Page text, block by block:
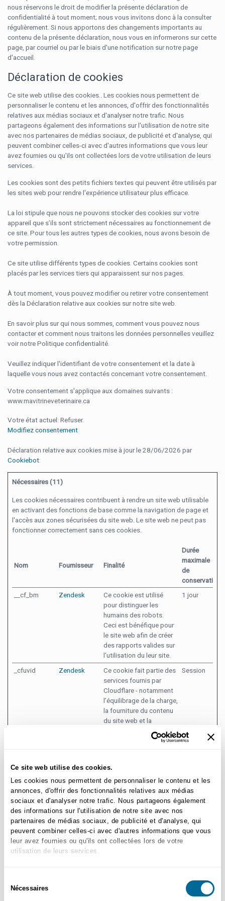
Ce site web utilise des cookies.
Les cookies nous permettent de personnaliser le contenu et les
annonces, d'offrir des fonctionnalités relatives aux médias
sociaux et d'analyser notre trafic. Nous partageons également
des informations sur l'utilisation de notre site avec nos
partenaires de médias sociaux, de publicité et d'analyse, qui
peuvent combiner celles-ci avec d'autres informations que vous
leur avez fournies ou qu'ils ont collectées lors de votre
utilisation de leurs services.
duNécessaires
nous réservons le droit de modifier la présente déclaration de
confidentialité à tout moment; nous vous invitons donc à la consulter
régulièrement. Si nous apportons des changements importants au
contenu de la présente déclaration, nous vous en informerons sur cette
page, par courriel ou par le biais d'une notification sur notre page
d'accueil.
Déclaration de cookies
Ce site web utilise des cookies.. Les cookies nous permettent de
personnaliser le contenu et les annonces, d'offrir des fonctionnalités
relatives aux médias sociaux et d'analyser notre trafic. Nous
partageons également des informations sur l'utilisation de notre site
avec nos partenaires de médias sociaux, de publicité et d'analyse, qui
peuvent combiner celles-ci avec d'autres informations que vous leur
avez fournies ou qu'ils ont collectées lors de votre utilisation de leurs
services.
Les cookies sont des petits fichiers textes qui peuvent être utilisés par
les sites web pour rendre l'expérience utilisateur plus efficace.
La loi stipule que nous ne pouvons stocker des cookies sur votre
appareil que s’ils sont strictement nécessaires au fonctionnement de
ce site. Pour tous les autres types de cookies, nous avons besoin de
votre permission.
Ce site utilise différents types de cookies. Certains cookies sont
placés par les services tiers qui apparaissent sur nos pages.
À tout moment, vous pouvez modifier ou retirer votre consentement
dès la Déclaration relative aux cookies sur notre site web.
En savoir plus sur qui nous sommes, comment vous pouvez nous
contacter et comment nous traitons les données personnelles veuillez
voir notre Politique confidentialité.
Veuillez indiquer l'identifiant de votre consentement et la date à
laquelle vous nous avez contactés concernant votre consentement.
Votre consentement s'applique aux domaines suivants :
www.mavitrineveterinaire.ca
Votre état ​​actuel: Refuser.
Modifiez consentement
Déclaration relative aux cookies mise à jour le 28/06/2026 par
Cookiebot:
Nécessaires (11)
Les cookies nécessaires contribuent à rendre un site web utilisable
en activant des fonctions de base comme la navigation de page et
l'accès aux zones sécurisées du site web. Le site web ne peut pas
fonctionner correctement sans ces cookies.
Nom Fournisseur Finalité
Durée
maximale
de
conservation
__cf_bm
Zendesk
Ce cookie est utilisé
pour distinguer les
humains des robots.
Ceci est bénéfique pour
le site web afin de créer
des rapports valides sur
l'utilisation du leur site.
1 jour
_cfuvid Zendesk
Ce cookie fait partie des
services fournis par
Cloudflare - notamment
l’équilibrage de la charge,
la fourniture du contenu
du site web et la
connexion DNS au
service des exploitants
Session
AI_buffer Azure
Utilisé en contexte avec
limiter le nombre de
de données (Azure).
également au site Web